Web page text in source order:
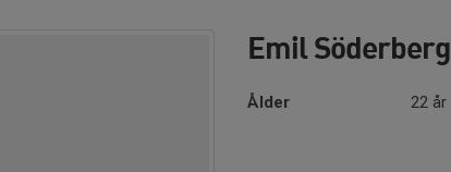
Emil Söderberg
Ålder 22 år